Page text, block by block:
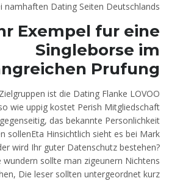
namhaften Dating Seiten Deutschlands.
Exempel fur eine
Singleborse im
Prufung
ist die Dating Flanke LOVOO
wie uppig kostet Perish Mitgliedschaft
das bekannte Personlichkeit
sollenEta Hinsichtlich sieht es bei Mark
wird Ihr guter Datenschutz bestehen?
wundern sollte man zigeunern Nichtens
Die leser sollten untergeordnet kurz